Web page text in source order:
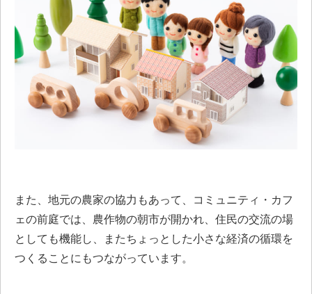
また、地元の農家の協力もあって、コミュニティ・カフ
ェの前庭では、農作物の朝市が開かれ、住民の交流の場
としても機能し、またちょっとした小さな経済の循環を
つくることにもつながっています。